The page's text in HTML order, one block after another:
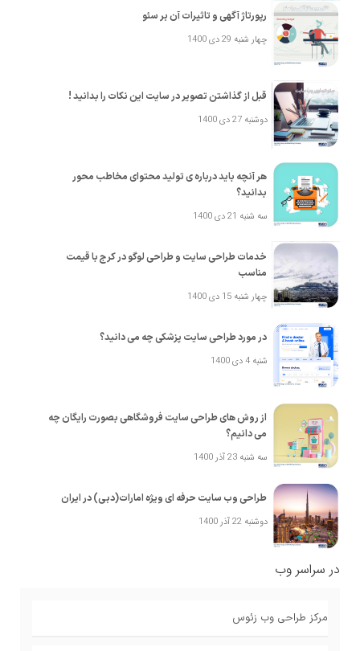
رپورتاژ آگهی و تاثیرات آن بر سئو
چهار شنبه 29 دی 1400
قبل از گذاشتن تصویر در سایت این نکات را بدانید !
دوشنبه 27 دی 1400
هر آنچه باید درباره ی تولید محتوای مخاطب محور
بدانید؟
سه شنبه 21 دی 1400
خدمات طراحی سایت و طراحی لوگو در کرج با قیمت
مناسب
چهار شنبه 15 دی 1400
در مورد طراحی سایت پزشکی چه می دانید؟
شنبه 4 دی 1400
از روش های طراحی سایت فروشگاهی بصورت رایگان چه
می دانیم؟
سه شنبه 23 آذر 1400
طراحی وب سایت حرفه ای ویژه امارات(دبی) در ایران
دوشنبه 22 آذر 1400
در سراسر وب
مرکز طراحی وب زئوس